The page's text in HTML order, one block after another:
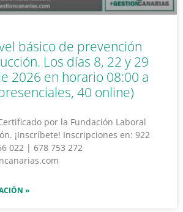
básico de prevención
Los días 8, 22 y 29
2026 en horario 08:00 a
40 online)
por la Fundación Laboral
¡Inscríbete! Inscripciones en: 922
022 | 678 753 272
»